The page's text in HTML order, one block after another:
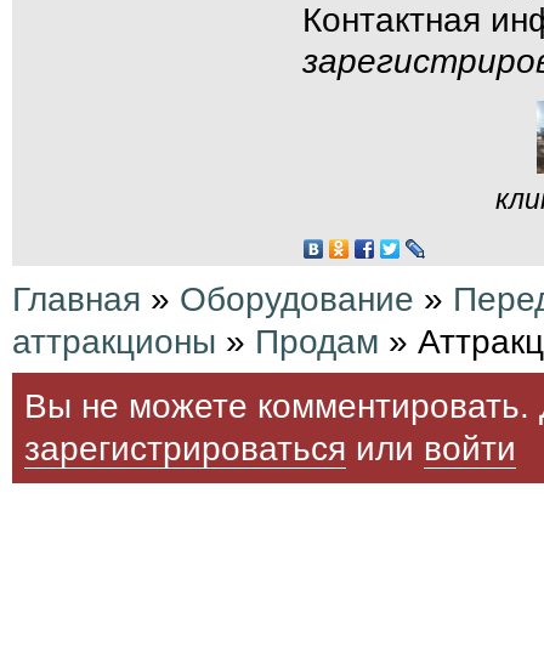
Контактная
Главная » Оборудование »
аттракционы » Продам »
Вы не можете комментировать.
зарегистрироваться или войти